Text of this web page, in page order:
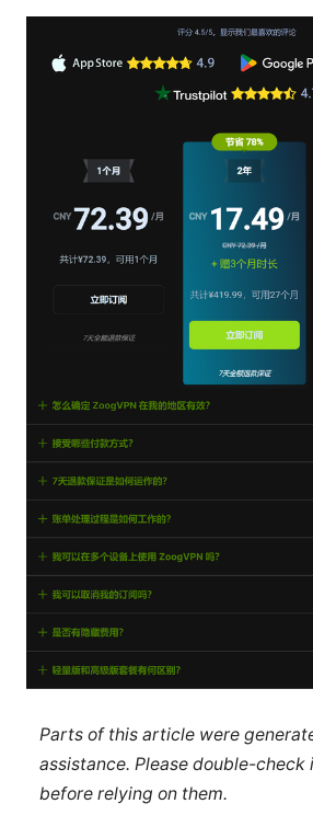
Parts of this article were
assistance. Please double-
before relying on them.